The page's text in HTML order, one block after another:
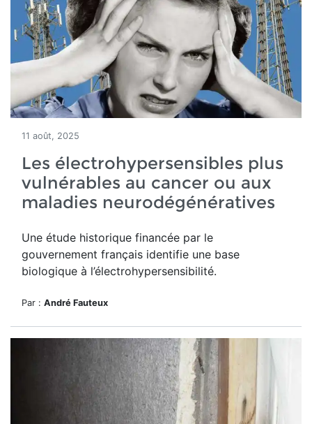
11 août, 2025
Les électrohypersensibles plus
vulnérables au cancer ou aux
maladies neurodégénératives
Une étude historique financée par le
gouvernement français identifie une base
biologique à l’électrohypersensibilité.
Par : André Fauteux